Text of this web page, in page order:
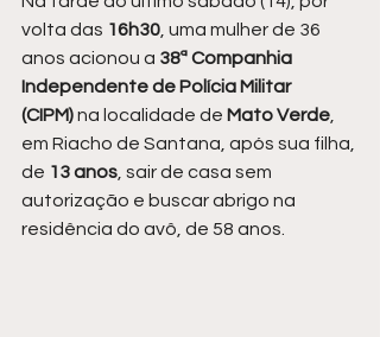
volta das 16h30 , uma mulher de 36
anos acionou a 38ª Companhia
Independente de Polícia Militar
(CIPM) na localidade de Mato Verde
em Riacho de Santana, após sua filha,
de 13 anos , sair de casa sem
autorização e buscar abrigo na
residência do avô, de 58 anos.